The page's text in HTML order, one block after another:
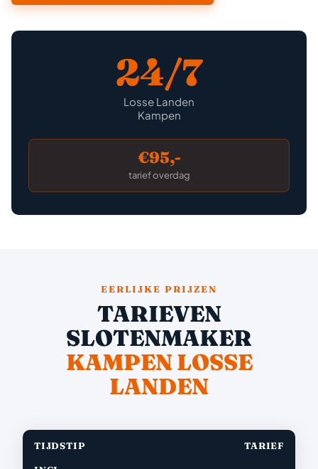
24/7
Losse Landen
Kampen
€95,-
tarief overdag
EERLIJKE PRIJZEN
TARIEVEN
SLOTENMAKER
KAMPEN LOSSE
LANDEN
TIJDSTIP TARIEF